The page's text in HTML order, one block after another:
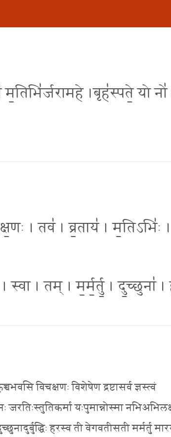
म॒तिभि॑र्जरामहे ।बृह॑स्पते॒ यो नो॑
। तव॑ । व्र॒ताय॑ । म॒तिऽभिः॑
स्वा । तम् । म॒र्म॒र्तु॒ । दु॒च्छुना॑ ।
विचक्षणः विशेषेण द्रष्टासर्व ज्ञस्त्वं
यःपुमान्नोस्मा
हरस्व ती वेगवतीसती मर्मर्तु